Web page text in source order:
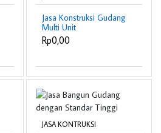
Jasa Konstruksi Gudang
Multi Unit
Rp0,00
JASA KONTRUKSI